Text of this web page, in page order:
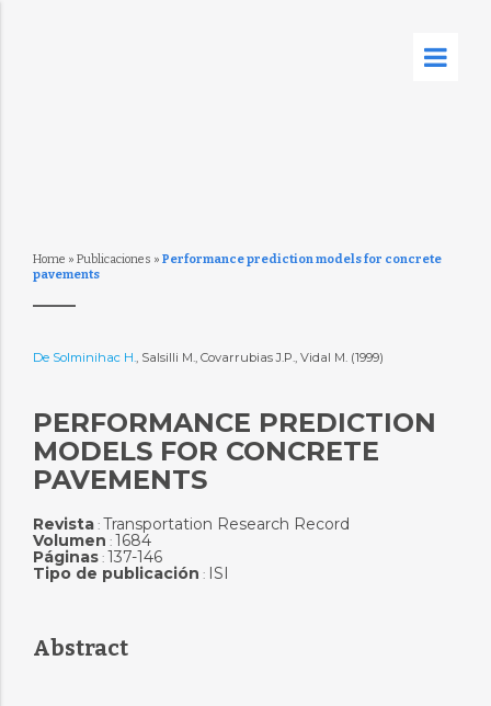
Home » Publicaciones » Performance prediction models for concrete
pavements
De Solminihac H., Salsilli M., Covarrubias J.P., Vidal M. (1999)
PERFORMANCE PREDICTION
MODELS FOR CONCRETE
PAVEMENTS
Revista: Transportation Research Record
Volumen : 1684
Páginas: 137-146
Tipo de publicación : ISI
Abstract